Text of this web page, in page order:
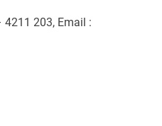
203, Email :